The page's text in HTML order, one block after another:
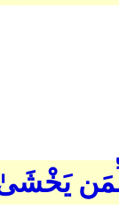
لِّمَن